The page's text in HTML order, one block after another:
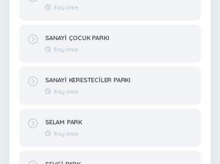
8 ay önce
SANAYİ ÇOCUK PARKI
8 ay önce
SANAYİ KERESTECİLER PARKI
8 ay önce
SELAM PARK
8 ay önce